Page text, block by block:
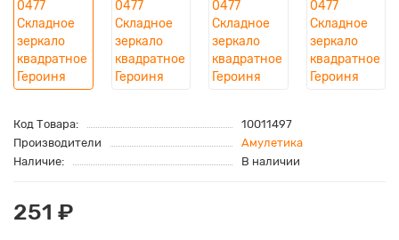
Код Товара:
10011497
Производители
Амулетика
Наличие:
В наличии
251 ₽